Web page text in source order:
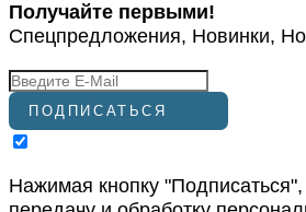
Получайте первыми!
Спецпредложения, Новинки,
ПОДПИСАТЬСЯ
Нажимая кнопку